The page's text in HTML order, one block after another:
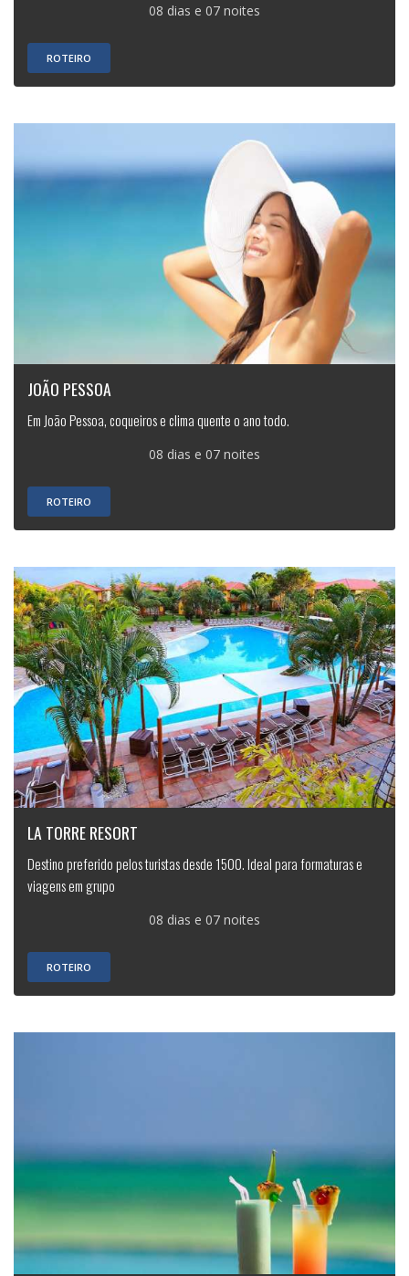
08 dias e 07 noites
ROTEIRO
JOÃO PESSOA
Em João Pessoa, coqueiros e clima quente o ano todo.
08 dias e 07 noites
ROTEIRO
LA TORRE RESORT
Destino preferido pelos turistas desde 1500. Ideal para formaturas e
viagens em grupo
08 dias e 07 noites
ROTEIRO